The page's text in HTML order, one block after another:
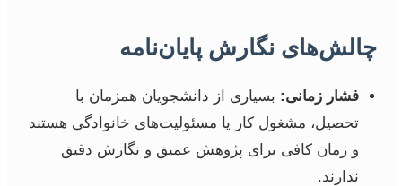
چالش‌های نگارش پایان‌نامه
فشار زمانی: بسیاری از دانشجویان همزمان با
تحصیل، مشغول کار یا مسئولیت‌های خانوادگی هستند
و زمان کافی برای پژوهش عمیق و نگارش دقیق
ندارند.